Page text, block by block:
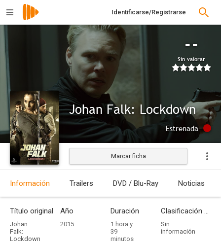
Identificarse/Registrarse
--
Sin valorar
Johan Falk: Lockdown
Estrenada
Marcar ficha
Información Trailers DVD / Blu-Ray Noticias
Título original
Johan
Falk:
Lockdown
Año
2015
Duración
1 hora y
39
minutos
Clasificación por edades
Sin
información